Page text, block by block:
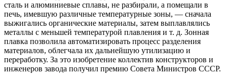
сталь и алюминиевые сплавы, не разбирали, а помещали в
печь, имевшую различные температурные зоны, — сначала
выжигались органические материалы, затем выплавлялись
металлы с меньшей температурой плавления и т. д. Зонная
плавка позволила автоматизировать процесс разделения
материалов, облегчала их дальнейшую утилизацию и
переработку. За это изобретение коллектив конструкторов и
инженеров завода получил премию Совета Министров СССР.